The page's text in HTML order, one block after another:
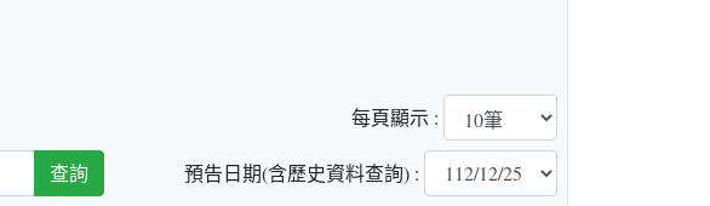
每頁顯示 :
預告日期(含歷史資料查詢) :